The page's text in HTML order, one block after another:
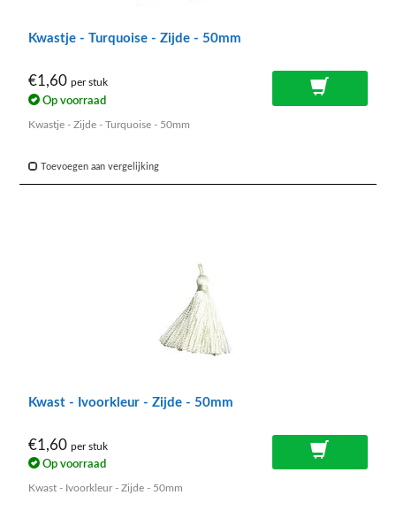
Kwastje - Turquoise - Zijde - 50mm
€1,60 per stuk
Op voorraad
Kwastje - Zijde - Turquoise - 50mm
Toevoegen aan vergelijking
Kwast - Ivoorkleur - Zijde - 50mm
€1,60 per stuk
Op voorraad
Kwast - Ivoorkleur - Zijde - 50mm